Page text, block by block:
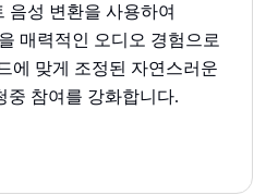
음성 변환을 사용하여
매력적인 오디오 경험으로
에 맞게 조정된 자연스러운
중 참여를 강화합니다.